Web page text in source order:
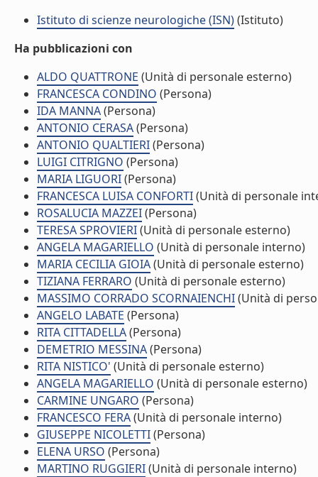
Istituto di scienze neurologiche (ISN)(Istituto)
Ha pubblicazioni con
ALDO QUATTRONE (Unità di personale esterno)
FRANCESCA CONDINO (Persona)
IDA MANNA(Persona)
ANTONIO CERASA(Persona)
ANTONIO QUALTIERI(Persona)
LUIGI CITRIGNO (Persona)
MARIA LIGUORI(Persona)
FRANCESCA LUISA CONFORTI(Unità di personale
ROSALUCIA MAZZEI(Persona)
TERESA SPROVIERI(Unità di personale esterno)
ANGELA MAGARIELLO (Unità di personale interno)
MARIA CECILIA GIOIA(Unità di personale esterno)
TIZIANA FERRARO (Unità di personale esterno)
MASSIMO CORRADO SCORNAIENCHI(Unità di
ANGELO LABATE (Persona)
RITA CITTADELLA(Persona)
DEMETRIO MESSINA(Persona)
RITA NISTICO' (Unità di personale esterno)
ANGELA MAGARIELLO (Unità di personale esterno)
CARMINE UNGARO (Persona)
FRANCESCO FERA(Unità di personale interno)
GIUSEPPE NICOLETTI(Persona)
ELENA URSO (Persona)
MARTINO RUGGIERI(Unità di personale interno)